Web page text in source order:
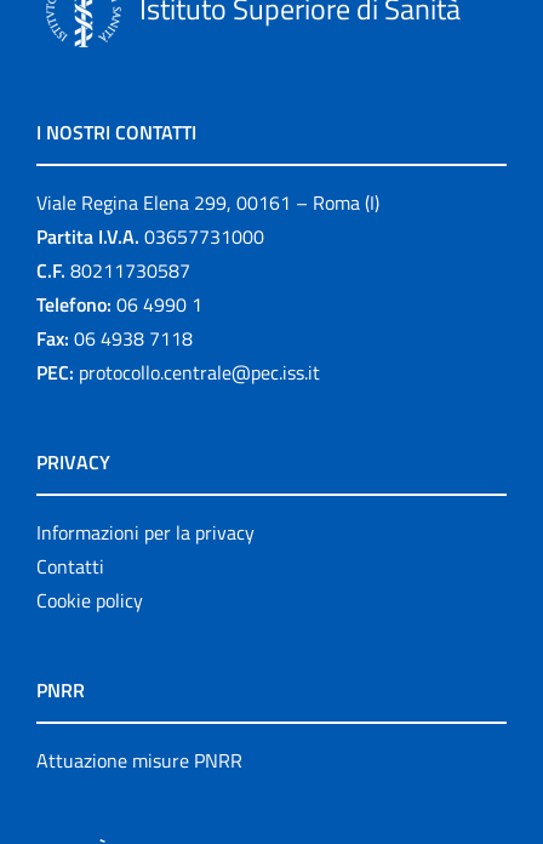
I NOSTRI CONTATTI
Viale Regina Elena 299, 00161 – Roma (I)
Partita I.V.A. 03657731000
C.F. 80211730587
Telefono: 06 4990 1
Fax: 06 4938 7118
PEC: protocollo.centrale@pec.iss.it
PRIVACY
Informazioni per la privacy
Contatti
Cookie policy
PNRR
Attuazione misure PNRR